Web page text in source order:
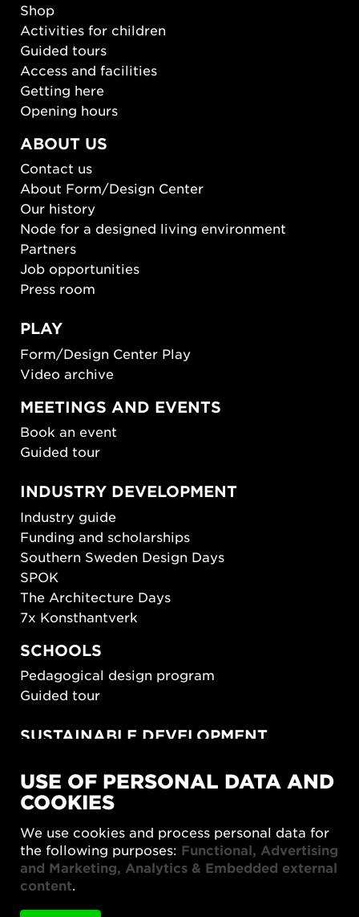
Shop
Activities for children
Guided tours
Access and facilities
Getting here
Opening hours
ABOUT US
Contact us
About Form/Design Center
Our history
Node for a designed living environment
Partners
Job opportunities
Press room
PLAY
Form/Design Center Play
Video archive
MEETINGS AND EVENTS
Book an event
Guided tour
INDUSTRY DEVELOPMENT
Industry guide
Funding and scholarships
Southern Sweden Design Days
SPOK
The Architecture Days
7x Konsthantverk
SCHOOLS
Pedagogical design program
Guided tour
SUSTAINABLE DEVELOPMENT
SUSTAINORDIC
Share Future Living
What Matter_s
USE OF PERSONAL DATA AND
COOKIES
We use cookies and process personal data for
the following purposes: Functional, Advertising
and Marketing, Analytics & Embedded external
content.